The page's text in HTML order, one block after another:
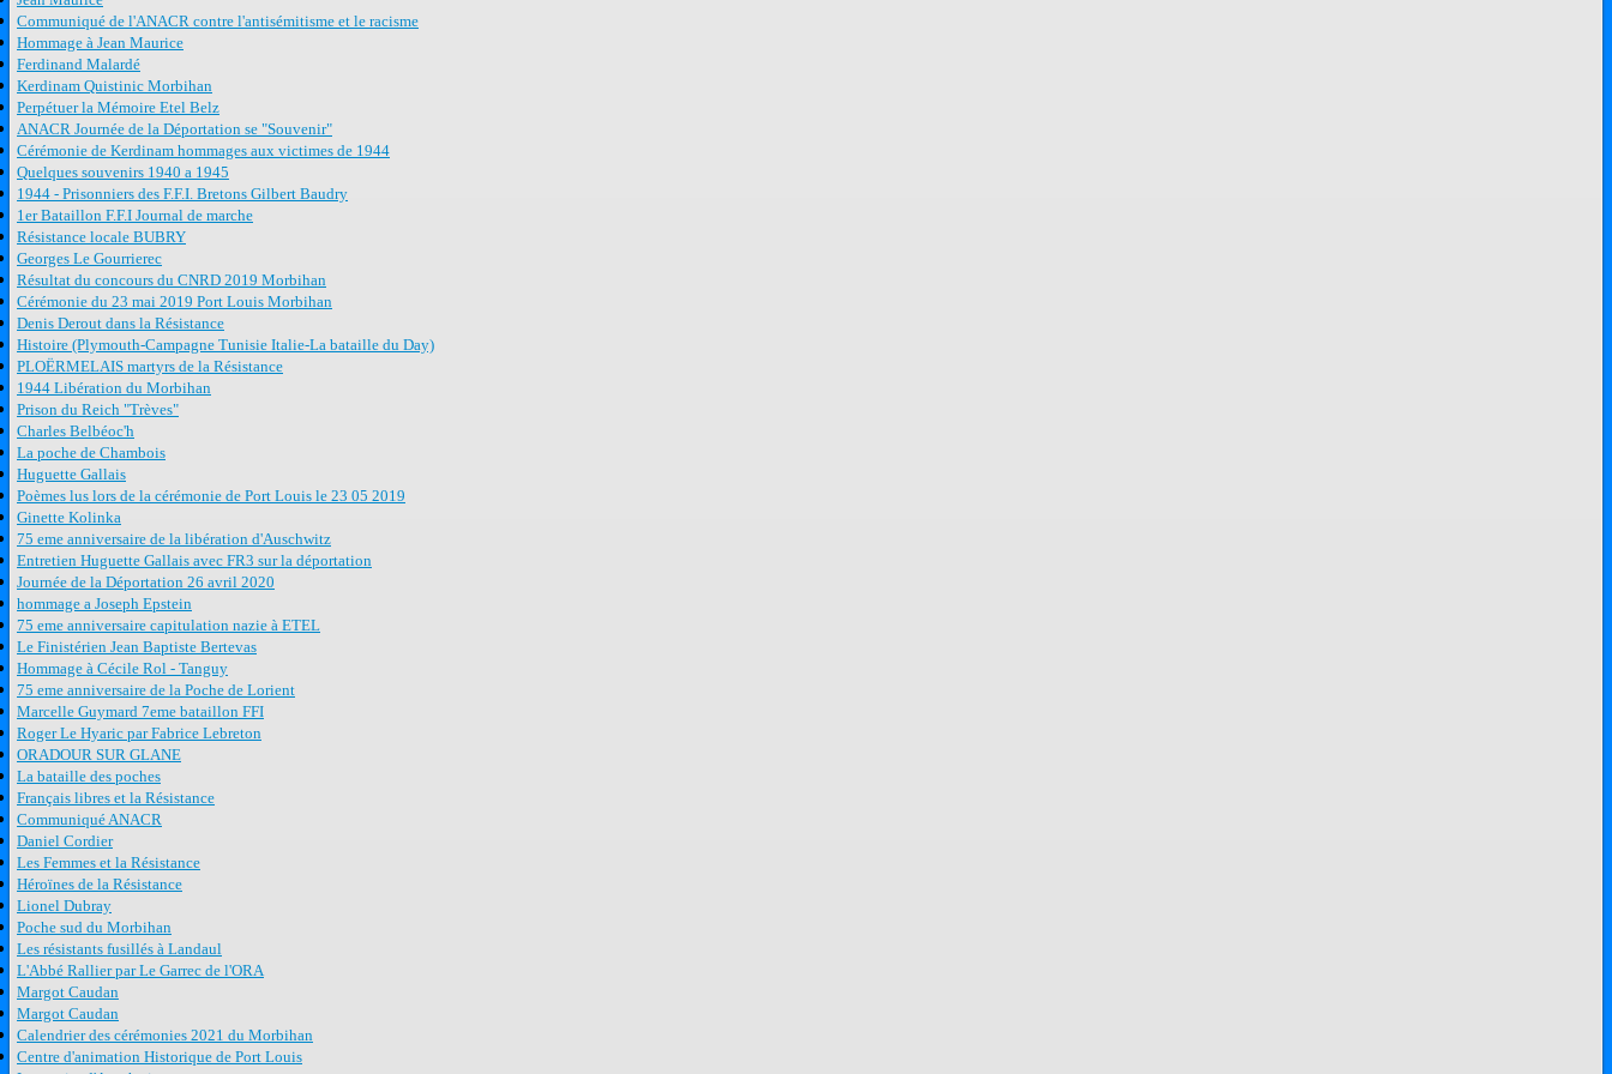
Communiqué de l'ANACR contre l'antisémitisme et le racisme
Hommage à Jean Maurice
Ferdinand Malardé
Kerdinam Quistinic Morbihan
Perpétuer la Mémoire Etel Belz
ANACR Journée de la Déportation se "Souvenir"
Cérémonie de Kerdinam hommages aux victimes de 1944
Quelques souvenirs 1940 a 1945
1944 - Prisonniers des F.F.I. Bretons Gilbert Baudry
1er Bataillon F.F.I Journal de marche
Résistance locale BUBRY
Georges Le Gourrierec
Résultat du concours du CNRD 2019 Morbihan
Cérémonie du 23 mai 2019 Port Louis Morbihan
Denis Derout dans la Résistance
Histoire (Plymouth-Campagne Tunisie Italie-La bataille du Day)
PLOËRMELAIS martyrs de la Résistance
1944 Libération du Morbihan
Prison du Reich "Trèves"
Charles Belbéoc'h
La poche de Chambois
Huguette Gallais
Poèmes lus lors de la cérémonie de Port Louis le 23 05 2019
Ginette Kolinka
75 eme anniversaire de la libération d'Auschwitz
Entretien Huguette Gallais avec FR3 sur la déportation
Journée de la Déportation 26 avril 2020
hommage a Joseph Epstein
75 eme anniversaire capitulation nazie à ETEL
Le Finistérien Jean Baptiste Bertevas
Hommage à Cécile Rol - Tanguy
75 eme anniversaire de la Poche de Lorient
Marcelle Guymard 7eme bataillon FFI
Roger Le Hyaric par Fabrice Lebreton
ORADOUR SUR GLANE
La bataille des poches
Français libres et la Résistance
Communiqué ANACR
Daniel Cordier
Les Femmes et la Résistance
Héroïnes de la Résistance
Lionel Dubray
Poche sud du Morbihan
Les résistants fusillés à Landaul
L'Abbé Rallier par Le Garrec de l'ORA
Margot Caudan
Margot Caudan
Calendrier des cérémonies 2021 du Morbihan
Centre d'animation Historique de Port Louis